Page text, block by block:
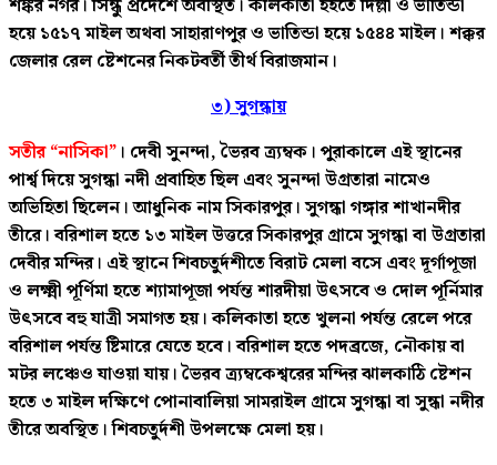
শঙ্কর নগর। সিন্ধু প্রদেশে অবস্থিত। কলিকাতা হইতে দিল্লী ও ভাতিন্ডা
হয়ে ১৫১৭ মাইল অথবা সাহারাণপুর ও ভাতিন্ডা হয়ে ১৫৪৪ মাইল। শক্কর
জেলার রেল ষ্টেশনের নিকটবর্তী তীর্থ বিরাজমান।
৩) সুগন্ধায়
সতীর “নাসিকা” । দেবী সুনন্দা, ভৈরব ত্র্যম্বক। পুরাকালে এই স্থানের
পার্শ্ব দিয়ে সুগন্ধা নদী প্রবাহিত ছিল এবং সুনন্দা উগ্রতারা নামেও
অভিহিতা ছিলেন। আধুনিক নাম সিকারপুর। সুগন্ধা গঙ্গার শাখানদীর
তীরে। বরিশাল হতে ১৩ মাইল উত্তরে সিকারপুর গ্রামে সুগন্ধা বা উগ্রতারা
দেবীর মন্দির। এই স্থানে শিবচতুর্দশীতে বিরাট মেলা বসে এবং দূর্গাপূজা
ও লক্ষ্মী পূর্ণিমা হতে শ্যামাপূজা পর্যন্ত শারদীয়া উৎসবে ও দোল পূর্নিমার
উৎসবে বহু যাত্রী সমাগত হয়। কলিকাতা হতে খুলনা পর্যন্ত রেলে পরে
বরিশাল পর্যন্ত ষ্টিমারে যেতে হবে। বরিশাল হতে পদব্রজে, নৌকায় বা
মটর লঞ্চেও যাওয়া যায়। ভৈরব ত্র্যম্বকেশ্বরের মন্দির ঝালকাঠি ষ্টেশন
হতে ৩ মাইল দক্ষিণে পোনাবালিয়া সামরাইল গ্রামে সুগন্ধা বা সুন্ধা নদীর
তীরে অবস্থিত। শিবচতুর্দশী উপলক্ষে মেলা হয়।